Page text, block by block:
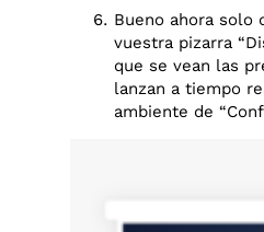
Bueno ahora solo
vuestra pizarra
que se vean las
lanzan a tiempo
ambiente de